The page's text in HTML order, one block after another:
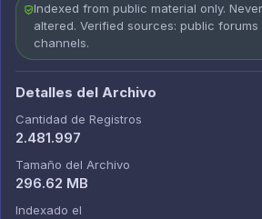
Indexed from public material only.
altered. Verified sources: public forums
channels.
Detalles del Archivo
Cantidad de Registros
2.481.997
Tamaño del Archivo
296.62 MB
Indexado el